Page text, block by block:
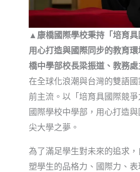
▲康橋國際學校秉持「培育具
用心打造與國際同步的教育
橋中學部校長梁振道、教務處
在全球化浪潮與台灣的雙語
前主流。以「培育具國際競
國際學校中學部，用心打造
尖大學之夢。
為了滿足學生對未來的追求
塑學生的品格力、國際力、